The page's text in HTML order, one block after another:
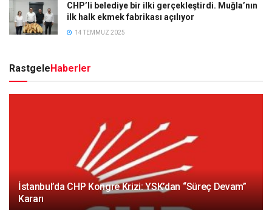
CHP’li belediye bir ilki gerçekleştirdi. Muğla’nın
ilk halk ekmek fabrikası açılıyor
14 TEMMUZ 2025
RastgeleHaberler
İstanbul’da CHP Kongre Krizi: YSK’dan “Süreç Devam”
Kararı